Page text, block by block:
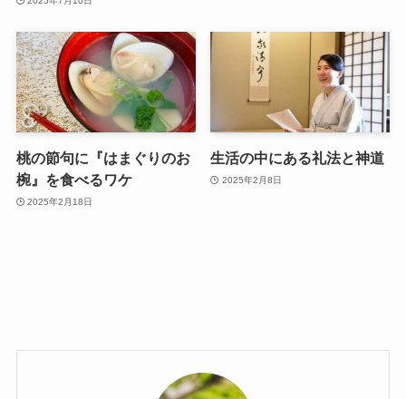
桃の節句に『はまぐりのお
椀』を食べるワケ
2025年2月18日
生活の中にある礼法と神道
2025年2月8日